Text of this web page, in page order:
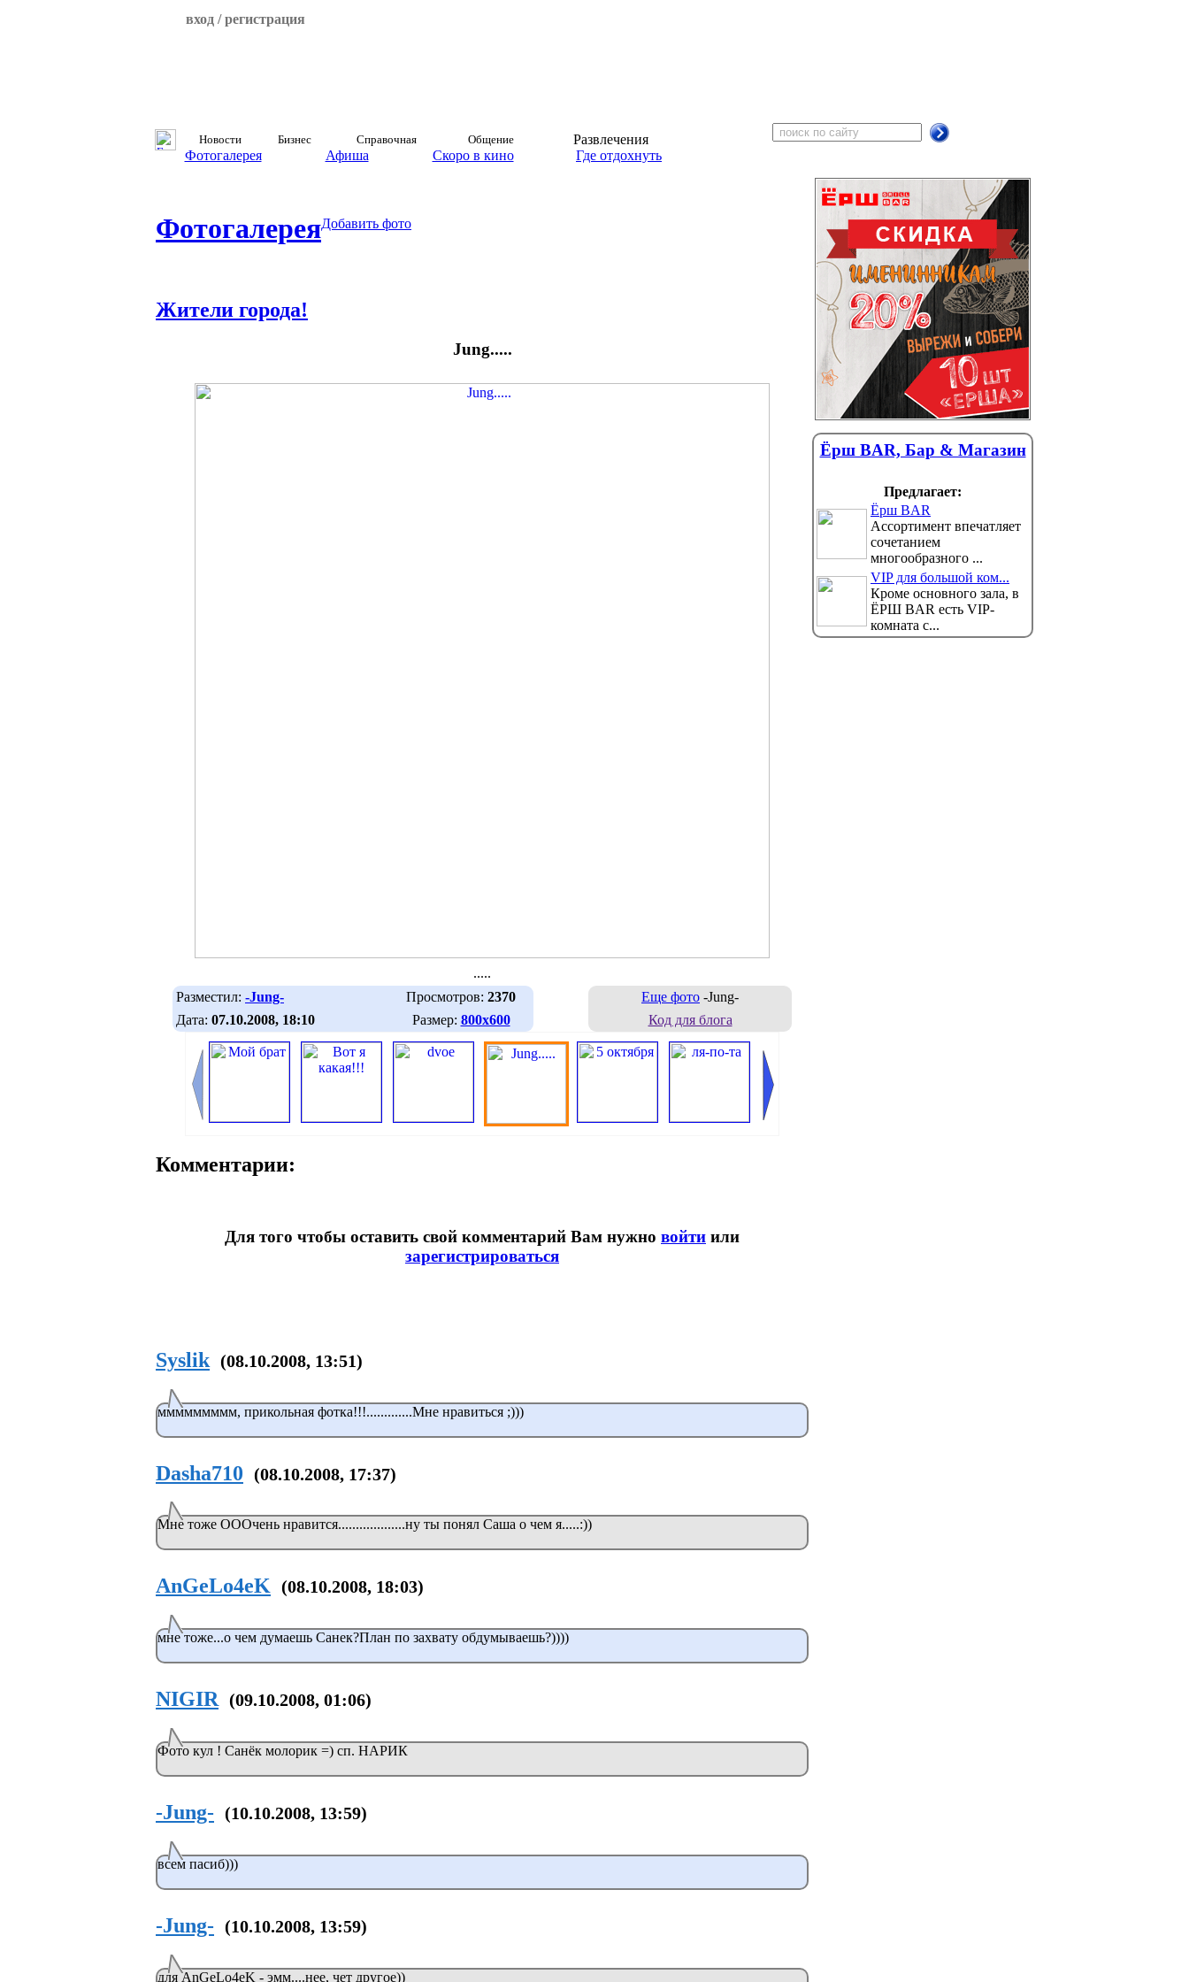
вход / регистрация
Новости Бизнес Справочная Общение
Развлечения
Фотогалерея
Афиша Скоро в кино Где отдохнуть
ФотогалереяДобавить фото
Жители города!
Jung.....
.....
Разместил: -Jung- Просмотров: 2370
Дата: 07.10.2008, 18:10 Размер: 800х600
Еще фото -Jung-
Код для блога
Комментарии:
Для того чтобы оставить свой комментарий Вам нужно войти или
зарегистрироваться
Syslik (08.10.2008, 13:51)
ммммммммм, прикольная фотка!!!.............Мне нравиться ;)))
Dasha710 (08.10.2008, 17:37)
Мне тоже ОООчень нравится...................ну ты понял Саша о чем я.....:))
AnGeLo4eK (08.10.2008, 18:03)
мне тоже...о чем думаешь Санек?План по захвату обдумываешь?))))
NIGIR (09.10.2008, 01:06)
Фото кул ! Санёк молорик =) сп. НАРИК
-Jung- (10.10.2008, 13:59)
всем пасиб)))
-Jung- (10.10.2008, 13:59)
для AnGeLo4eK - эмм....нее, чет другое))
Ёрш BAR, Бар & Магазин
Предлагает:
Ёрш BAR
Ассортимент впечатляет
сочетанием
многообразного ...
VIP для большой ком...
Кроме основного зала, в
ЁРШ BAR есть VIP-
комната с...